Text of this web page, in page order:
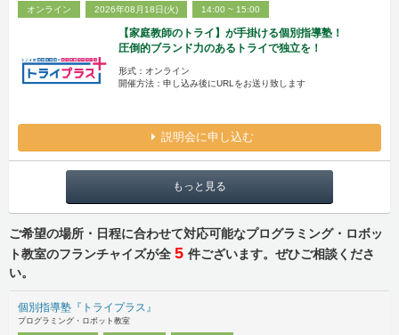
オンライン 2026年08月18日(火) 14:00 ~ 15:00
【家庭教師のトライ】が手掛ける個別指導塾！
圧倒的ブランド力のあるトライで独立を！
形式：オンライン
開催方法：申し込み後にURLをお送り致します
説明会に申し込む
もっと見る
ご希望の場所・日程に合わせて対応可能なプログラミング・ロボッ
ト教室のフランチャイズが全 5 件ございます。ぜひご相談くださ
い。
個別指導塾『トライプラス』
プログラミング・ロボット教室